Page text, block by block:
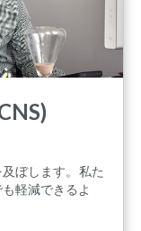
ぼします。私た
軽減できるよ